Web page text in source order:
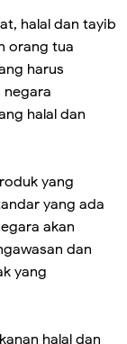
halal dan tayib
orang tua
harus
negara
halal dan
yang
yang ada
akan
dan
yang
halal dan